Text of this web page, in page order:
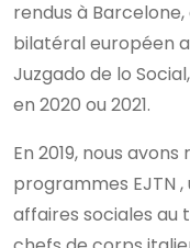
rendus à
bilatéral européen
Juzgado de lo
en 2020 ou 2021.
En 2019, nous
programmes EJTN
affaires sociales au